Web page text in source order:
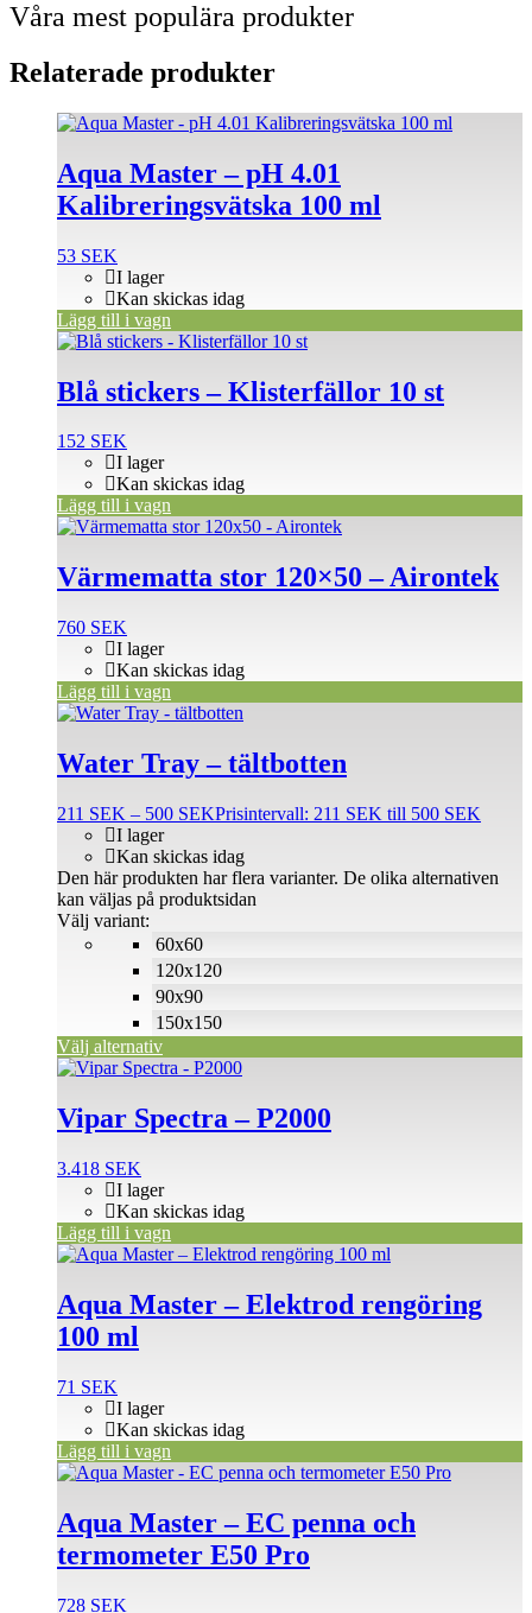
Våra mest populära produkter
Relaterade produkter
Aqua Master – pH 4.01
Kalibreringsvätska 100 ml
53 SEK
I lager
Kan skickas idag
Lägg till i vagn
Blå stickers – Klisterfällor 10 st
152 SEK
I lager
Kan skickas idag
Lägg till i vagn
Värmematta stor 120×50 – Airontek
760 SEK
I lager
Kan skickas idag
Lägg till i vagn
Water Tray – tältbotten
211 SEK – 500 SEKPrisintervall: 211 SEK till 500 SEK
60x60
120x120
90x90
150x150
I lager
Kan skickas idag
Välj variant:
Välj alternativ
Den här produkten har flera varianter. De olika alternativen
kan väljas på produktsidan
Vipar Spectra – P2000
3.418 SEK
I lager
Kan skickas idag
Lägg till i vagn
Aqua Master – Elektrod rengöring
100 ml
71 SEK
I lager
Kan skickas idag
Lägg till i vagn
Aqua Master – EC penna och
termometer E50 Pro
728 SEK